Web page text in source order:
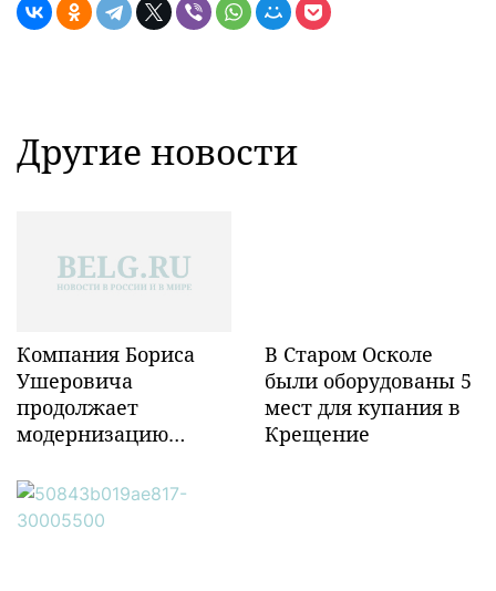
Другие новости
Компания Бориса
Ушеровича
продолжает
модернизацию
инфраструктуры в
Забайкалье
В Старом Осколе
были оборудованы 5
мест для купания в
Крещение